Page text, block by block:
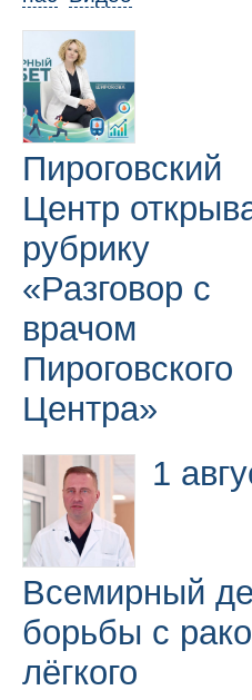
Пироговский
Центр
рубрику
«Разговор с
врачом
Пироговского
Центра»
1
Всемирный
борьбы с
лёгкого